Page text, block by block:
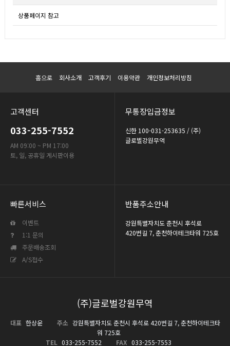
상품페이지 참고
홈으로 회사소개 고객후기 이용약관 개인정보처리방침
고객센터
033-255-7552
AM 09:00 ~ PM 17:00
토, 일, 공휴일 게시판이용
무통장입금정보
신한 100-031-253635 / (주)
글로벌강원무역
빠른서비스
이벤트
1:1 문의
주문배송조회
A/S접수
반품주소안내
강원특별자치도 춘천시 후석로
420번길 7, 춘천하이테크타워 725호
(주)글로벌강원무역
대표 한상운 주소 강원특별자치도 춘천시 후석로 420번길 7, 춘천하이테크타
워 725호
TEL 033-255-7552 FAX 033-255-7553